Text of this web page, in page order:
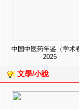
中国中医药年鉴（学术
2025
文學/小說